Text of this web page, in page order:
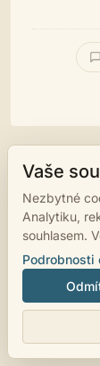
© 2007 - 2026
Vaše
Nezbytné
Analytiku,
souhlasem.
Podrobnosti